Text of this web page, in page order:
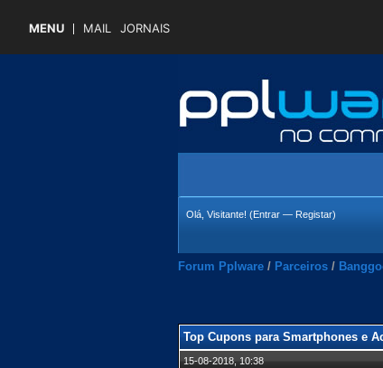
MENU MAIL JORNAIS
Olá, Visitante! (Entrar — Registar)
Forum Pplware / Parceiros /
Top Cupons para Smartphones e
15-08-2018, 10:38